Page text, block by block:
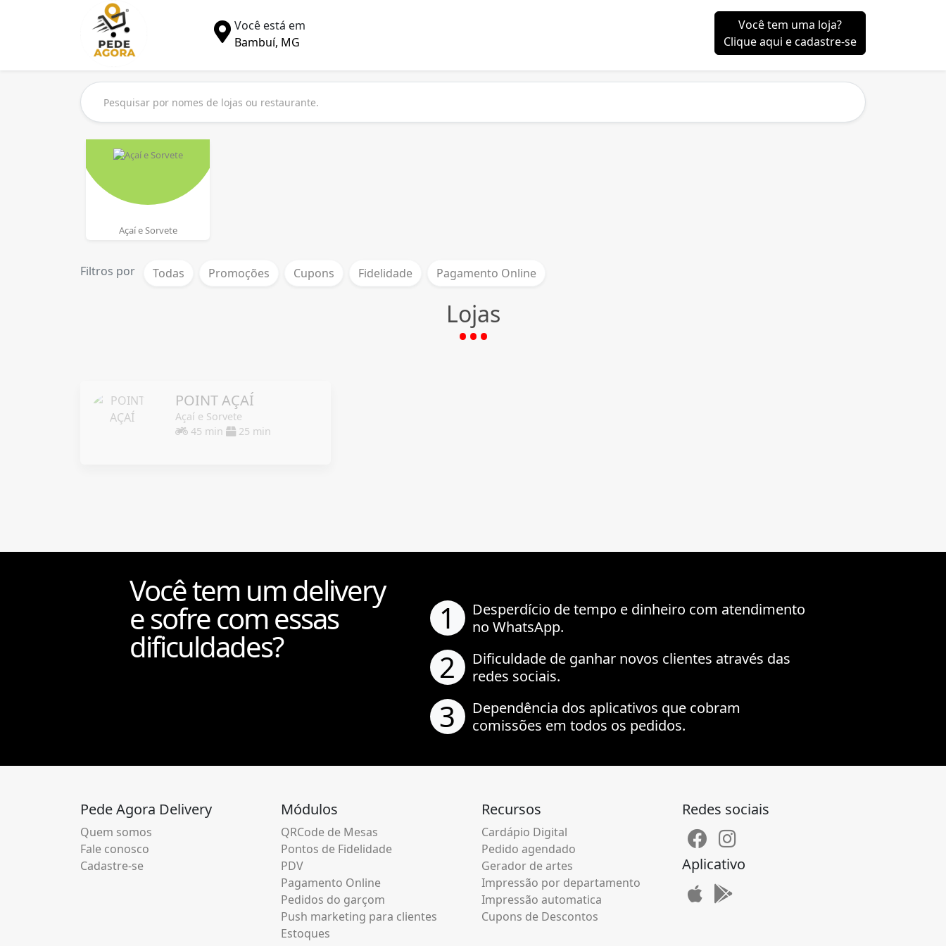
Você está em
Bambuí, MG
Você tem uma loja?
Clique aqui e cadastre-se
Açaí e Sorvete
Filtros por Todas Promoções Cupons Fidelidade Pagamento Online
Lojas
POINT AÇAÍ
Açaí e Sorvete
45 min
25 min
Você tem um delivery
e sofre com essas
dificuldades?
1
Desperdício de tempo e dinheiro com atendimento
no WhatsApp.
2
Dificuldade de ganhar novos clientes através das
redes sociais.
3
Dependência dos aplicativos que cobram
comissões em todos os pedidos.
Pede Agora Delivery
Quem somos
Fale conosco
Cadastre-se
Módulos
QRCode de Mesas
Pontos de Fidelidade
PDV
Pagamento Online
Pedidos do garçom
Push marketing para clientes
Estoques
Recursos
Cardápio Digital
Pedido agendado
Gerador de artes
Impressão por departamento
Impressão automatica
Cupons de Descontos
Redes sociais
Aplicativo